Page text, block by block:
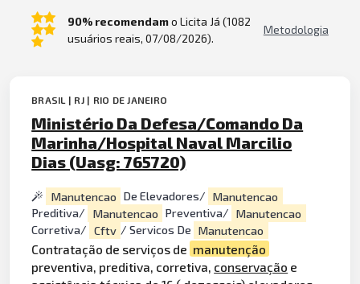
90% recomendamo Licita Já (1082
usuários reais, 07/08/2026).
Metodologia
BRASIL | RJ | RIO DE JANEIRO
Ministério Da Defesa/Comando Da
Marinha/Hospital Naval Marcilio
Dias (Uasg: 765720)
Manutencao De Elevadores/ Manutencao
Preditiva/
Manutencao Preventiva/ Manutencao
Corretiva/ Cftv / Servicos De Manutencao
Contratação de serviços de manutenção
preventiva, preditiva, corretiva, conservação e